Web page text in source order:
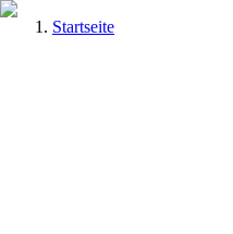
Startseite